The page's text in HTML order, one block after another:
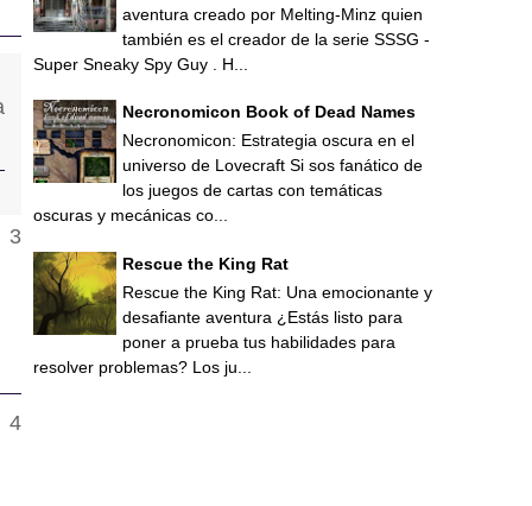
aventura creado por Melting-Minz quien
también es el creador de la serie SSSG -
Super Sneaky Spy Guy . H...
Necronomicon Book of Dead Names
Necronomicon: Estrategia oscura en el
universo de Lovecraft Si sos fanático de
los juegos de cartas con temáticas
oscuras y mecánicas co...
Rescue the King Rat
Rescue the King Rat: Una emocionante y
desafiante aventura ¿Estás listo para
poner a prueba tus habilidades para
resolver problemas? Los ju...